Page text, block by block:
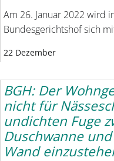
Am 26. Januar 2022 wird
Bundesgerichtshof sich
22 Dezember
BGH: Der
nicht für
undichten Fuge
Duschwanne
Wand